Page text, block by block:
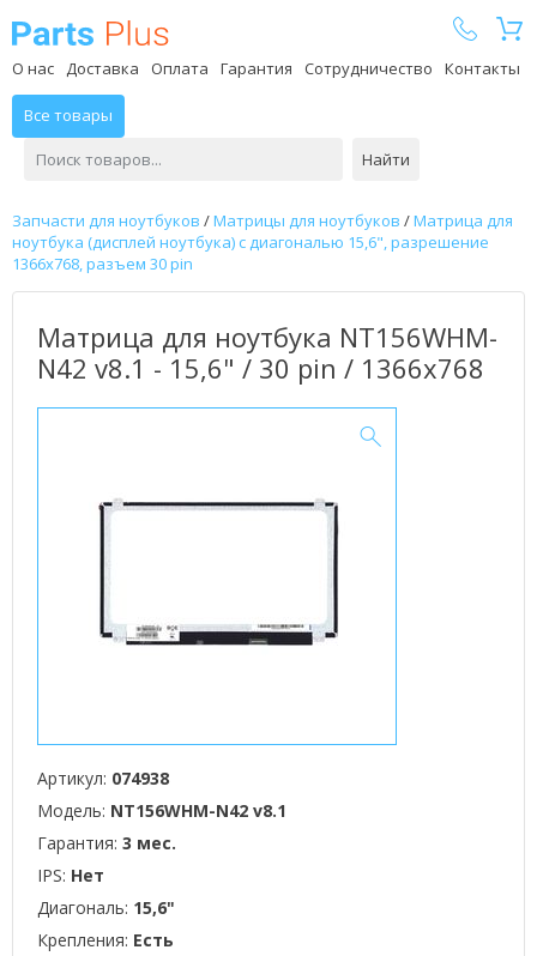
О нас Доставка Оплата Гарантия Сотрудничество Контакты
Все товары
Найти
Запчасти для ноутбуков /Матрицы для ноутбуков /Матрица для
ноутбука (дисплей ноутбука) с диагональю 15,6", разрешение
1366x768, разъем 30 pin
Матрица для ноутбука NT156WHM-
N42 v8.1 - 15,6" / 30 pin / 1366x768
Артикул: 074938
Модель: NT156WHM-N42 v8.1
Гарантия: 3 мес.
IPS: Нет
Диагональ: 15,6"
Крепления: Есть